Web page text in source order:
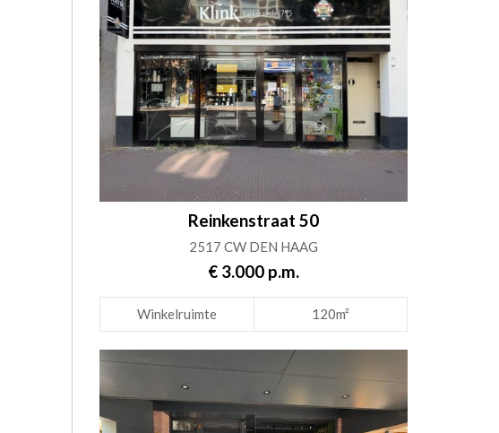
Reinkenstraat 50
2517 CW DEN HAAG
€ 3.000 p.m.
Winkelruimte 120m²